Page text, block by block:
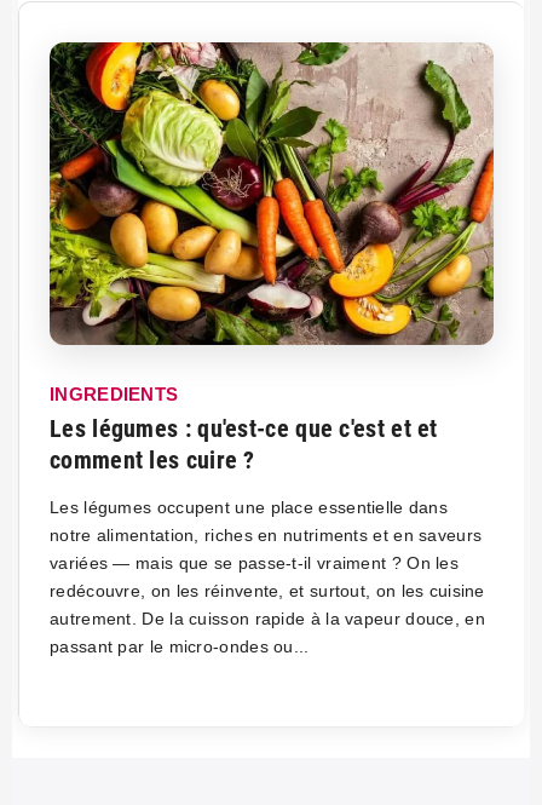
INGREDIENTS
Les légumes : qu'est-ce que c'est et et
comment les cuire ?
Les légumes occupent une place essentielle dans
notre alimentation, riches en nutriments et en saveurs
variées — mais que se passe-t-il vraiment ? On les
redécouvre, on les réinvente, et surtout, on les cuisine
autrement. De la cuisson rapide à la vapeur douce, en
passant par le micro-ondes ou...